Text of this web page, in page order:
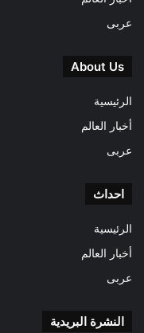
عربى
About Us
الرئيسية
أخبار العالم
عربى
احداث
الرئيسية
أخبار العالم
عربى
النشرة البريدية